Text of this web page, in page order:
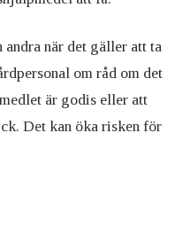
andra när det gäller att ta
om råd om det
är godis eller att
Det kan öka risken för